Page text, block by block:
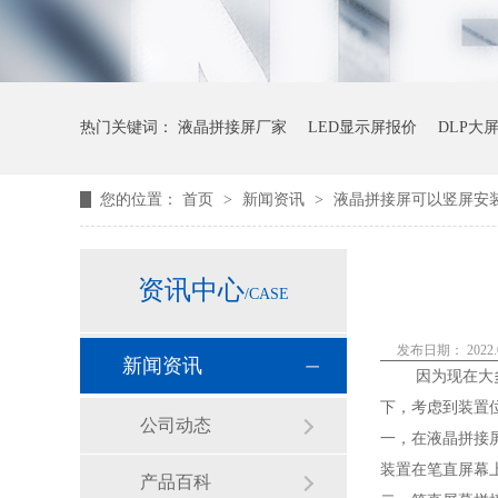
热门关键词： 液晶拼接屏厂家 LED显示屏报价 DLP大
您的位置： 首页 > 新闻资讯 > 液晶拼接屏可以竖屏安
发布日期：
因为现在
下，考虑到装置
一，在液晶拼接
装置在笔直屏幕
资讯中心/CASE
新闻资讯
公司动态
产品百科